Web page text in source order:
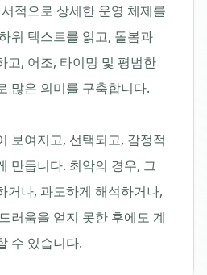
적으로 상세한 운영 체제를
위 텍스트를 읽고, 돌봄과
고, 어조, 타이밍 및 평범한
많은 의미를 구축합니다.
보여지고, 선택되고, 감정적
만듭니다. 최악의 경우, 그
거나, 과도하게 해석하거나,
러움을 얻지 못한 후에도 계
수 있습니다.